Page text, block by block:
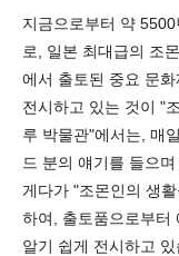
지금으로부터 약
로, 일본 최대급의 조
에서 출토된 중요 문
전시하고 있는 것이 "
루 박물관"에서는, 매
드 분의 얘기를 들으
게다가 "조몬인의 생
하여, 출토품으로부터
알기 쉽게 전시하고